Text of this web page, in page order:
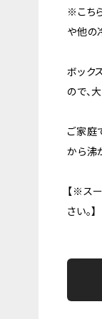
※こち
や他の
ボック
ので、
ご家庭
から沸
【※ス
さい。】